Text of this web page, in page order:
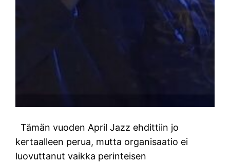
Tämän vuoden April Jazz ehdittiin jo
kertaalleen perua, mutta organisaatio ei
luovuttanut vaikka perinteisen